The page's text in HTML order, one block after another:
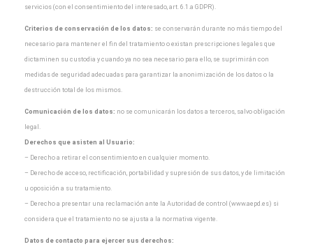
servicios (con el consentimiento del interesado, art. 6.1.a GDPR).
Criterios de conservación de los datos: se conservarán durante no más tiempo del
necesario para mantener el fin del tratamiento o existan prescripciones legales que
dictaminen su custodia y cuando ya no sea necesario para ello, se suprimirán con
medidas de seguridad adecuadas para garantizar la anonimización de los datos o la
destrucción total de los mismos.
Comunicación de los datos: no se comunicarán los datos a terceros, salvo obligación
legal.
Derechos que asisten al Usuario:
– Derecho a retirar el consentimiento en cualquier momento.
– Derecho de acceso, rectificación, portabilidad y supresión de sus datos, y de limitación
u oposición a su tratamiento.
– Derecho a presentar una reclamación ante la Autoridad de control (www.aepd.es) si
considera que el tratamiento no se ajusta a la normativa vigente.
Datos de contacto para ejercer sus derechos: